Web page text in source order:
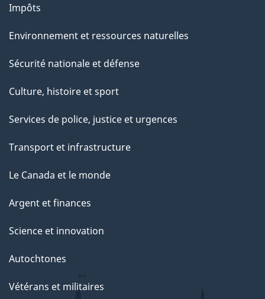
Impôts
Environnement et ressources naturelles
Sécurité nationale et défense
Culture, histoire et sport
Services de police, justice et urgences
Transport et infrastructure
Le Canada et le monde
Argent et finances
Science et innovation
Autochtones
Vétérans et militaires